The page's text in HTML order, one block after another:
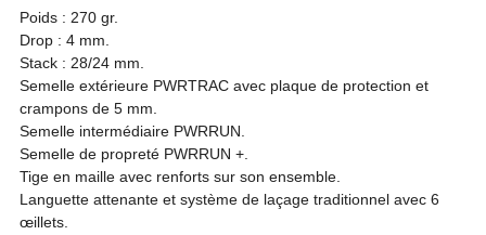
Poids : 270 gr.
Drop : 4 mm.
Stack : 28/24 mm.
Semelle extérieure PWRTRAC avec plaque de protection et
crampons de 5 mm.
Semelle intermédiaire PWRRUN.
Semelle de propreté PWRRUN +.
Tige en maille avec renforts sur son ensemble.
Languette attenante et système de laçage traditionnel avec 6
œillets.